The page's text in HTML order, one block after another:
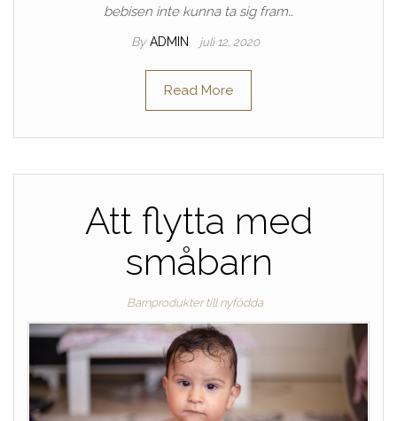
bebisen inte kunna ta sig fram…
By ADMIN juli 12, 2020
Read More
Att flytta med
småbarn
Barnprodukter till nyfödda